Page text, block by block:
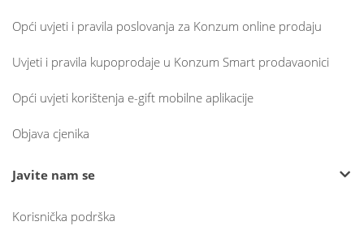
Opći uvjeti i pravila poslovanja za Konzum online prodaju
Uvjeti i pravila kupoprodaje u Konzum Smart prodavaonici
Opći uvjeti korištenja e-gift mobilne aplikacije
Objava cjenika
Javite nam se
Korisnička podrška